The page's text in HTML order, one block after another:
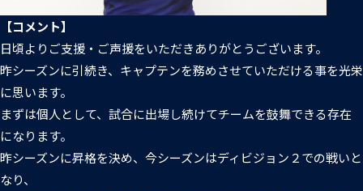
【コメント】
日頃よりご支援・ご声援をいただきありがとうございます。
昨シーズンに引続き、キャプテンを務めさせていただける事を光栄
に思います。
まずは個人として、試合に出場し続けてチームを鼓舞できる存在
になります。
昨シーズンに昇格を決め、今シーズンはディビジョン２での戦いと
なり、